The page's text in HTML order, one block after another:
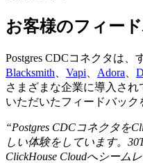
お客様のフィー
Postgres CDCコネクタは、
Blacksmith
Vapi Adora
さまざまな企業に導入さ
いただいたフィードバック
“Postgres CDCコネクタを
しい体験をしています。
ClickHouse Cloudへシーム